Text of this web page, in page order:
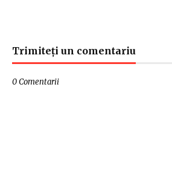
Trimiteți un comentariu
0 Comentarii